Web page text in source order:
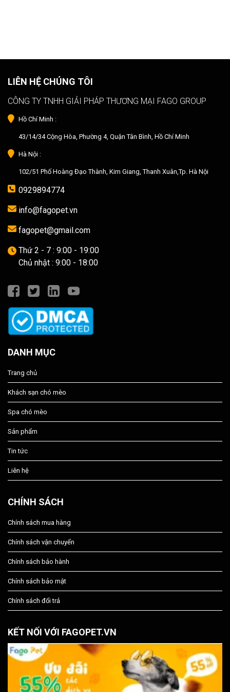
LIÊN HỆ CHÚNG TÔI
CÔNG TY TNHH GIẢI PHÁP THƯƠNG MẠI FAGO GROUP
Hồ Chí Minh :
43/14/34 Cộng Hòa, Phường 4, Quận Tân Bình, Hồ Chí Minh
Hà Nội :
102/51 Phố Hoàng Đạo Thành, Kim Giang, Thanh Xuân,Tp. Hà Nội
0929894774
info@fagopet.vn
fagopet@gmail.com
Thứ 2 - 7 : 9:00 - 19:00
Chủ nhật : 9:00 - 18:00
DANH MỤC
Trang chủ
Khách sạn chó mèo
Spa chó mèo
Sản phẩm
Tin tức
Liên hệ
CHÍNH SÁCH
Chính sách mua hàng
Chính sách vận chuyển
Chính sách bảo hành
Chính sách bảo mật
Chính sách đổi trả
KẾT NỐI VỚI FAGOPET.VN